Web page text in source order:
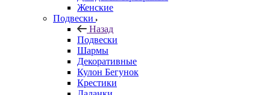
Женские
Подвески
Назад
Подвески
Шармы
Декоративные
Кулон Бегунок
Крестики